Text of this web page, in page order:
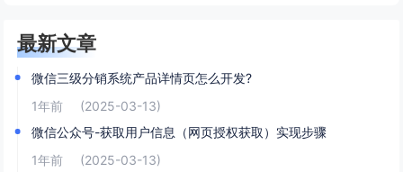
最新文章
微信三级分销系统产品详情页怎么开发?
1年前
(2025-03-13)
微信公众号-获取用户信息（网页授权获取）实现步骤
1年前
(2025-03-13)